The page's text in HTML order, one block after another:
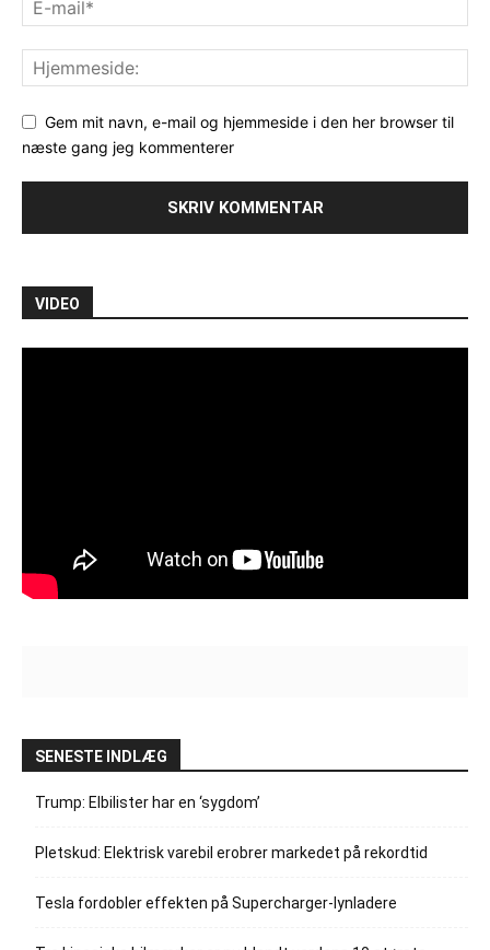
Gem mit navn, e-mail og hjemmeside i den her browser til
næste gang jeg kommenterer
VIDEO
SENESTE INDLÆG
Trump: Elbilister har en ‘sygdom’
Pletskud: Elektrisk varebil erobrer markedet på rekordtid
Tesla fordobler effekten på Supercharger-lynladere